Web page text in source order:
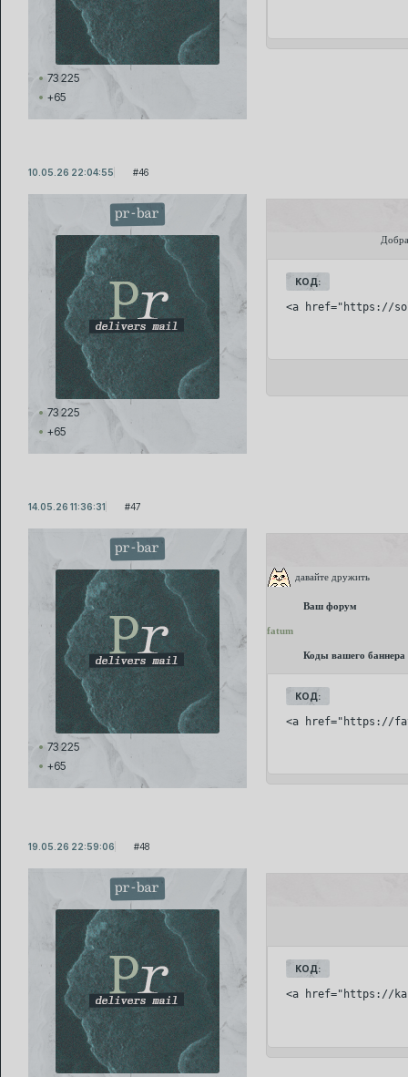
73 225
+65
46
10.05.26 22:04:55
pr-bar
73 225
+65
КОД:
<a href="https://
47
14.05.26 11:36:31
pr-bar
73 225
+65
давайте дружить
Ваш форум
fatum
Коды вашего баннера
КОД:
<a href="https://
48
19.05.26 22:59:06
pr-bar
КОД:
<a href="https://